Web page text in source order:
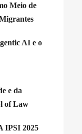
Meio de
AI e o
e da
of Law
IPSI 2025